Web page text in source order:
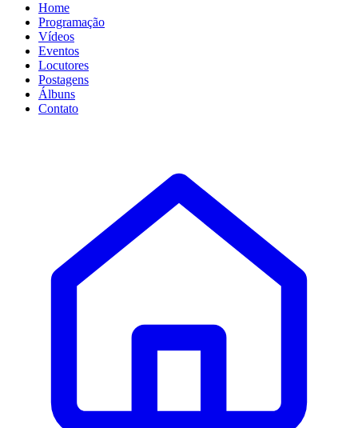
Home
Programação
Vídeos
Eventos
Locutores
Postagens
Álbuns
Contato